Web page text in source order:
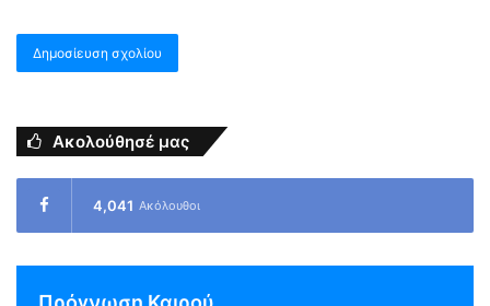
Ακολούθησέ μας
4,041 Ακόλουθοι